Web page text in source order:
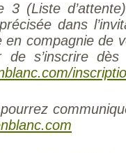
3 (Liste
dans
en compagnie de
de s’inscrire